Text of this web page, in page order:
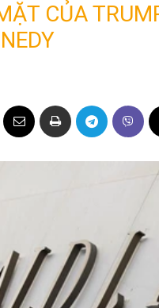
CỦA